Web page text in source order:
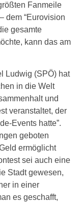
Fanmeile
dem “Eurovision
gesamte
kann das am
Ludwig (SPÖ) hat
in die Welt
und
veranstaltet, der
Events hatte”.
geboten
ermöglicht
sei auch eine
Stadt gewesen,
in einer
es geschafft,